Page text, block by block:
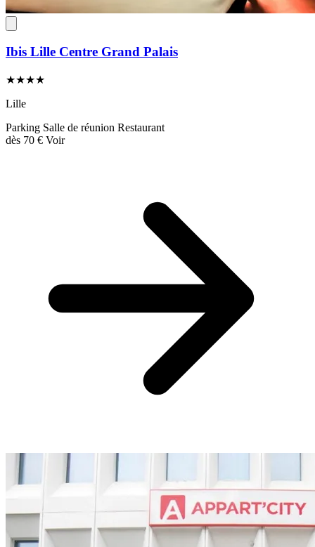
Ibis Lille Centre Grand Palais
★★★★
Lille
Parking Salle de réunion Restaurant
dès 70 € Voir